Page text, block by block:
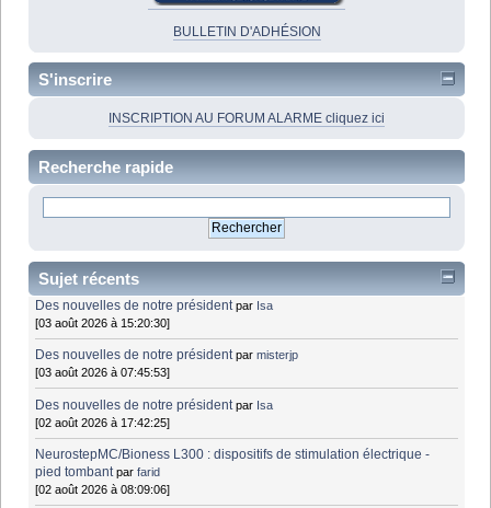
BULLETIN D'ADHÉSION
S'inscrire
INSCRIPTION AU FORUM ALARME cliquez ici
Recherche rapide
Sujet récents
Des nouvelles de notre président par Isa
[03 août 2026 à 15:20:30]
Des nouvelles de notre président parmisterjp
[03 août 2026 à 07:45:53]
Des nouvelles de notre président par Isa
[02 août 2026 à 17:42:25]
NeurostepMC/Bioness L300 : dispositifs de stimulation électrique -
pied tombant parfarid
[02 août 2026 à 08:09:06]